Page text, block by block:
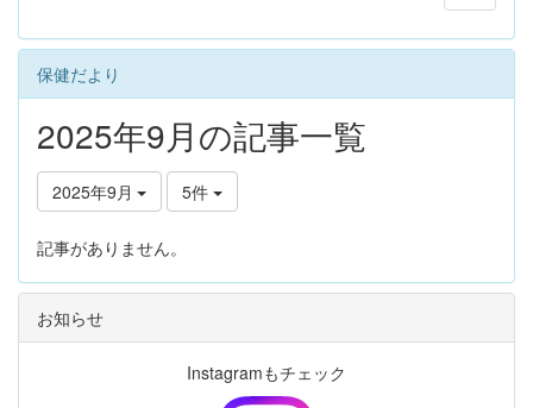
保健だより
2025年9月の記事一覧
2025年9月 5件
記事がありません。
お知らせ
Instagramもチェック